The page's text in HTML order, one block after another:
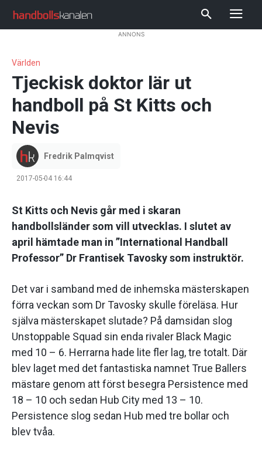
ANNONS
Världen
Tjeckisk doktor lär ut
handboll på St Kitts och
Nevis
Fredrik Palmqvist
2017-05-04 16:44
St Kitts och Nevis går med i skaran
handbollsländer som vill utvecklas. I slutet av
april hämtade man in ”International Handball
Professor” Dr Frantisek Tavosky som instruktör.
Det var i samband med de inhemska mästerskapen
förra veckan som Dr Tavosky skulle föreläsa. Hur
själva mästerskapet slutade? På damsidan slog
Unstoppable Squad sin enda rivaler Black Magic
med 10 – 6. Herrarna hade lite fler lag, tre totalt. Där
blev laget med det fantastiska namnet True Ballers
mästare genom att först besegra Persistence med
18 – 10 och sedan Hub City med 13 – 10.
Persistence slog sedan Hub med tre bollar och
blev tvåa.